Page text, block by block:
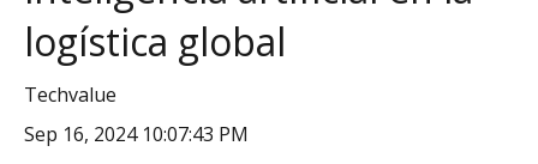
logística global
Techvalue
Sep 16, 2024 10:07:43 PM